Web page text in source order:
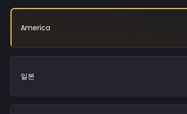
America
일본